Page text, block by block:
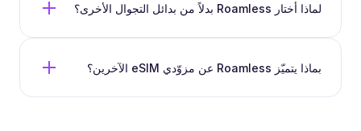
لماذا أختار Roamless بدلاً من بدائل التجوال الأخرى؟
بماذا يتميّز Roamless عن مزوّدي eSIM الآخرين؟